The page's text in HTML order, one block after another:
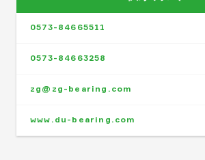
0573-84665511
0573-84663258
zg@zg-bearing.com
www.du-bearing.com